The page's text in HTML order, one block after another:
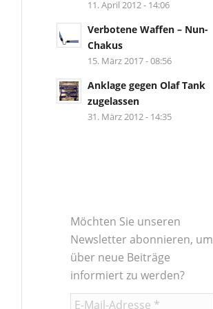
11. April 2012 - 14:06
Verbotene Waffen – Nun-
Chakus
15. März 2017 - 08:56
Anklage gegen Olaf Tank
zugelassen
31. März 2012 - 14:35
Möchten Sie unseren
Newsletter abonnieren, um
über neue Beiträge
informiert zu werden?